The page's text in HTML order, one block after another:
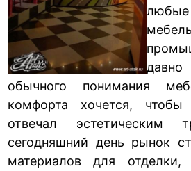
обычного понимания
комфорта хочется,
отвечал эстетическим
сегодняшний день рынок
материалов для отделки,